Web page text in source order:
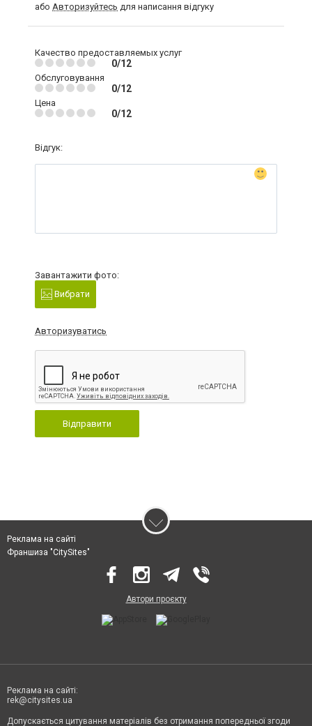
або Авторизуйтесь для написання відгуку
Качество предоставляемых услуг
0/12
Обслуговування
0/12
Цена
0/12
Відгук:
Завантажити фото:
Вибрати
Авторизуватись
Відправити
Реклама на сайті
Франшиза "CitySites"
Автори проєкту
Реклама на сайті:
rek@citysites.ua
Допускається цитування матеріалів без отримання попередньої згоди